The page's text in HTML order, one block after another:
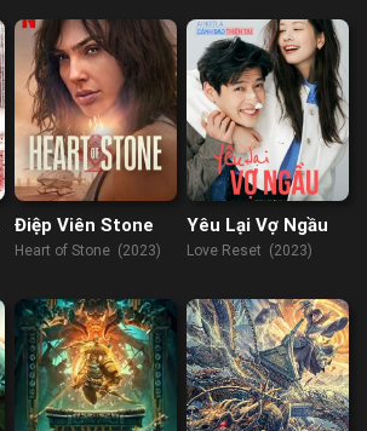
Điệp Viên Stone
Heart of Stone (2023)
Yêu Lại Vợ Ngầu
Love Reset (2023)